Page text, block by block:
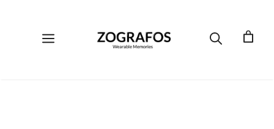
περιεχόμενοΜενού